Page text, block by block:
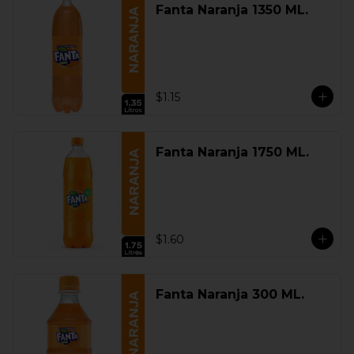
Fanta Naranja 1350 ML.
$1.15
Fanta Naranja 1750 ML.
$1.60
Fanta Naranja 300 ML.